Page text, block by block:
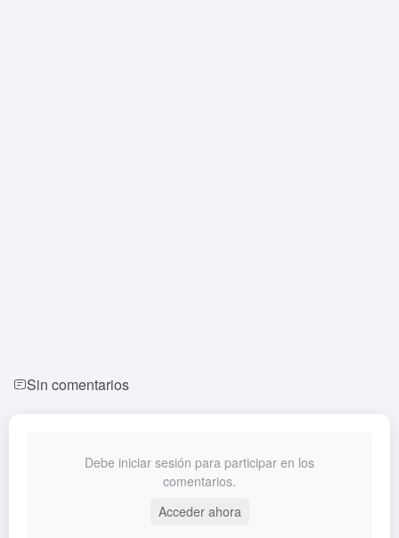
Sin comentarios
Debe iniciar sesión para participar en los
comentarios.
Acceder ahora